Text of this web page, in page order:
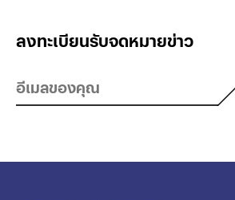
ลงทะเบียนรับจดหมายข่าว